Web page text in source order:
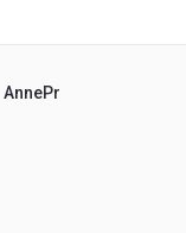
AnnePr